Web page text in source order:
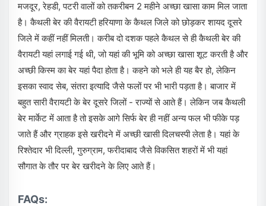
मजदूर, रेहडी, पटरी वालों को तकरीबन 2 महीने अच्छा खासा काम मिल जाता
है। कैथली बेर की वैरायटी हरियाणा के कैथल जिले को छोड़कर शायद दूसरे
जिले में कहीं नहीं मिलती। करीब दो दशक पहले कैथल से ही कैथली बेर की
वैरायटी यहां लगाई गई थी, जो यहां की भूमि को अच्छा खासा शूट करती है और
अच्छी किस्म का बेर यहां पैदा होता है। कहने को भले ही यह बैर हो, लेकिन
इसका स्वाद सेब, संतरा इत्यादि जैसे फलों पर भी भारी पड़ता है। बाजार में
बहुत सारी वैरायटी के बेर दूसरे जिलों - राज्यों से आते हैं। लेकिन जब कैथली
बेर मार्केट में आता है तो इसके आगे सिर्फ बेर ही नहीं अन्य फल भी फीके पड़
जाते हैं और ग्राहक इसे खरीदने में अच्छी खासी दिलचस्पी लेता है। यहां के
रिश्तेदार भी दिल्ली, गुरुग्राम, फरीदाबाद जैसे विकसित शहरों में भी यहां
सौगात के तौर पर बेर खरीदने के लिए आते हैं।
FAQs: